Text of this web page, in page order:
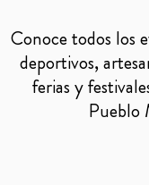
Conoce todos los
deportivos,
ferias y
Pueblo